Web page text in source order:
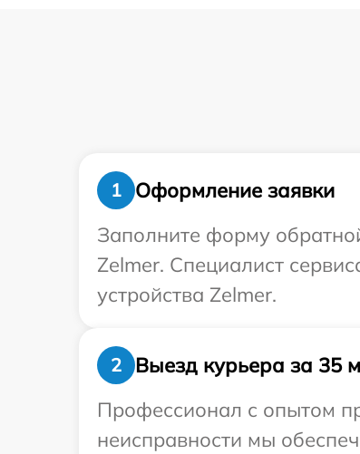
1
Оформление заявки
Заполните форму
Zelmer. Специалист
устройства Zelmer.
2
Выезд курьера за 35
Профессионал с опытом
неисправности мы